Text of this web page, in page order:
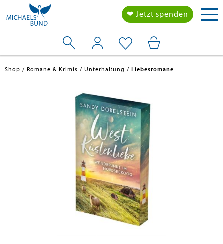
❤ Jetzt spenden
Shop Romane & Krimis Unterhaltung Liebesromane